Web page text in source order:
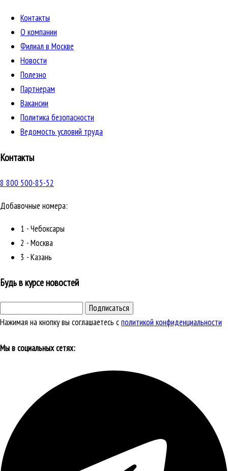
Контакты
О компании
Филиал в Москве
Новости
Полезно
Партнерам
Вакансии
Политика безопасности
Ведомость условий труда
Контакты
8 800 500-85-52
Добавочные номера:
1 - Чебоксары
2 - Москва
3 - Казань
Будь в курсе новостей
Подписаться
Нажимая на кнопку вы соглашаетесь сполитикой конфиденциальности
Мы в социальных сетях: